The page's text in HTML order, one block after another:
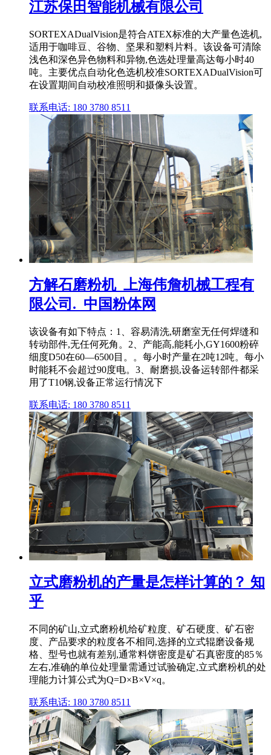
江苏保田智能机械有限公司
SORTEXADualVision是符合ATEX标准的大产量色选机,
适用于咖啡豆、谷物、坚果和塑料片料。该设备可清除
浅色和深色异色物料和异物,色选处理量高达每小时40
吨。主要优点自动化色选机校准SORTEXADualVision可
在设置期间自动校准照明和摄像头设置。
联系电话: 180 3780 8511
方解石磨粉机_上海伟詹机械工程有
限公司._中国粉体网
该设备有如下特点：1、容易清洗,研磨室无任何焊缝和
转动部件,无任何死角。2、产能高,能耗小,GY1600粉碎
细度D50在60—6500目。。每小时产量在2吨12吨。每小
时能耗不会超过90度电。3、耐磨损,设备运转部件都采
用了T10钢,设备正常运行情况下
联系电话: 180 3780 8511
立式磨粉机的产量是怎样计算的？ 知
乎
不同的矿山,立式磨粉机给矿粒度、矿石硬度、矿石密
度、产品要求的粒度各不相同,选择的立式辊磨设备规
格、型号也就有差别,通常料饼密度是矿石真密度的85％
左右,准确的单位处理量需通过试验确定,立式磨粉机的处
理能力计算公式为Q=D×B×V×q。
联系电话: 180 3780 8511